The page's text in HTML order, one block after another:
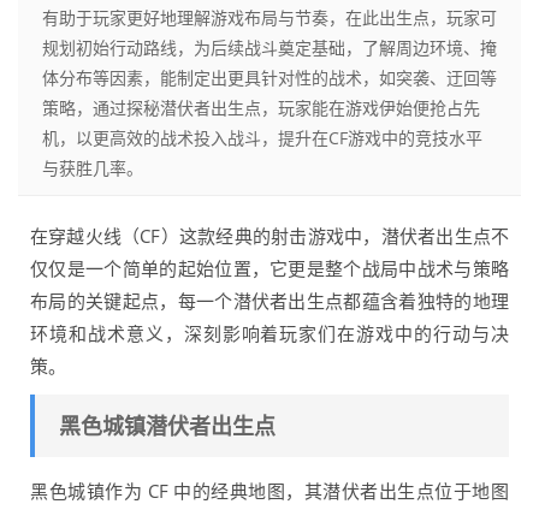
有助于玩家更好地理解游戏布局与节奏，在此出生点，玩家可
规划初始行动路线，为后续战斗奠定基础，了解周边环境、掩
体分布等因素，能制定出更具针对性的战术，如突袭、迂回等
策略，通过探秘潜伏者出生点，玩家能在游戏伊始便抢占先
机，以更高效的战术投入战斗，提升在CF游戏中的竞技水平
与获胜几率。
在穿越火线（CF）这款经典的射击游戏中，潜伏者出生点不
仅仅是一个简单的起始位置，它更是整个战局中战术与策略
布局的关键起点，每一个潜伏者出生点都蕴含着独特的地理
环境和战术意义，深刻影响着玩家们在游戏中的行动与决
策。
黑色城镇潜伏者出生点
黑色城镇作为 CF 中的经典地图，其潜伏者出生点位于地图